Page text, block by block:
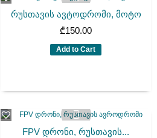
რუსთავის ავტოდრომი, მოტო
₾150.00
Add to Cart
FPV დრონი, რუსთავის...